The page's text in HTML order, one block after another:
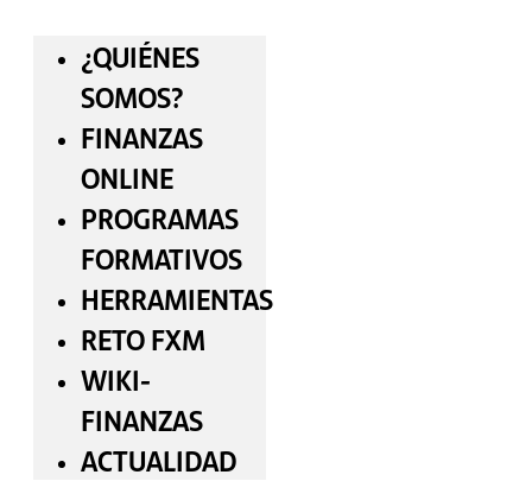
¿QUIÉNES
SOMOS?
FINANZAS
ONLINE
PROGRAMAS
FORMATIVOS
HERRAMIENTAS
RETO FXM
WIKI-
FINANZAS
ACTUALIDAD